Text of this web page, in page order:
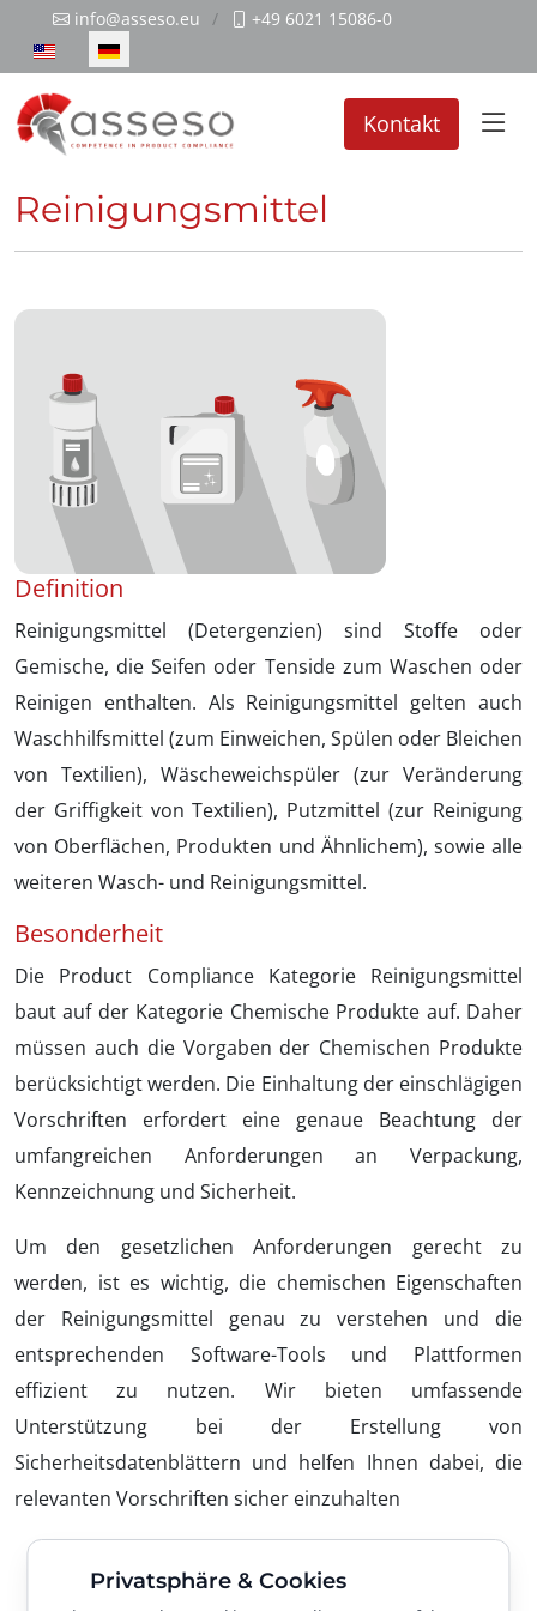
Kontakt
info@asseso.eu +49 6021 15086-0
Sprache auswählen
Reinigungsmittel
Definition
Reinigungsmittel (Detergenzien) sind Stoffe oder
Gemische, die Seifen oder Tenside zum Waschen oder
Reinigen enthalten. Als Reinigungsmittel gelten auch
Waschhilfsmittel (zum Einweichen, Spülen oder Bleichen
von Textilien), Wäscheweichspüler (zur Veränderung
der Griffigkeit von Textilien), Putzmittel (zur Reinigung
von Oberflächen, Produkten und Ähnlichem), sowie alle
weiteren Wasch- und Reinigungsmittel.
Besonderheit
Die Product Compliance Kategorie Reinigungsmittel
baut auf der Kategorie Chemische Produkte auf. Daher
müssen auch die Vorgaben der Chemischen Produkte
berücksichtigt werden. Die Einhaltung der einschlägigen
Vorschriften erfordert eine genaue Beachtung der
umfangreichen Anforderungen an Verpackung,
Kennzeichnung und Sicherheit.
Um den gesetzlichen Anforderungen gerecht zu
werden, ist es wichtig, die chemischen Eigenschaften
der Reinigungsmittel genau zu verstehen und die
entsprechenden Software-Tools und Plattformen
effizient zu nutzen. Wir bieten umfassende
Unterstützung bei der Erstellung von
Sicherheitsdatenblättern und helfen Ihnen dabei, die
relevanten Vorschriften sicher einzuhalten
Privatsphäre & Cookies